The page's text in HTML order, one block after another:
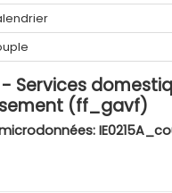
Services
(ff_gavf)